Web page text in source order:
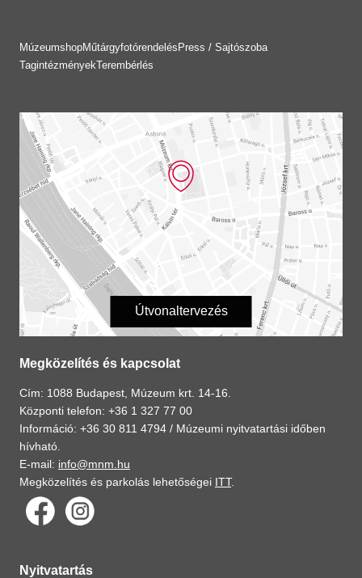
MúzeumshopMűtárgyfotórendelés Press / Sajtószoba
TagintézményekTerembérlés
Útvonaltervezés
Megközelítés és kapcsolat
Cím: 1088 Budapest, Múzeum krt. 14-16.
Központi telefon: +36 1 327 77 00
Információ: +36 30 811 4794 / Múzeumi nyitvatartási időben
hívható.
E-mail: info@mnm.hu
Megközelítés és parkolás lehetőségei ITT.
Nyitvatartás